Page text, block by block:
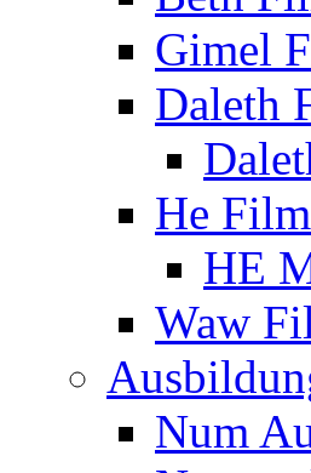
Gimel
Daleth
He
HE
Waw
Num